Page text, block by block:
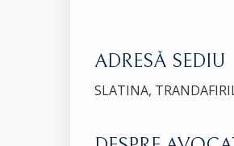
ADRESĂ SEDIU
SLATINA,